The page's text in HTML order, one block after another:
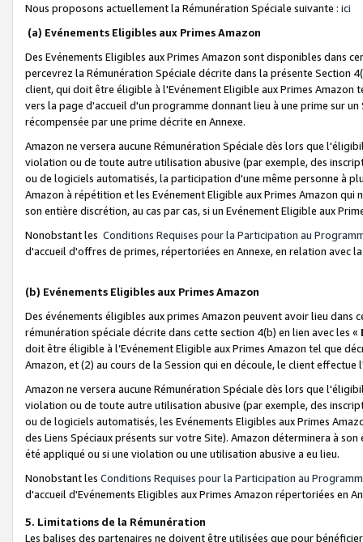
Nous proposons actuellement la Rémunération Spéciale suivante : ici
(a) Evénements Eligibles aux Primes Amazon
Des Evénements Eligibles aux Primes Amazon sont disponibles dans
percevrez la Rémunération Spéciale décrite dans la présente Section
client, qui doit être éligible à l'Evénement Eligible aux Primes Amazon
vers la page d'accueil d'un programme donnant lieu à une prime sur
récompensée par une prime décrite en Annexe.
Amazon ne versera aucune Rémunération Spéciale dès lors que
violation ou de toute autre utilisation abusive (par exemple, des
ou de logiciels automatisés, la participation d'une même personne à
Amazon à répétition et les Evénement Eligible aux Primes Amazon qui
son entière discrétion, au cas par cas, si un Evénement Eligible aux
Nonobstant les Conditions Requises pour la Participation au
d'accueil d'offres de primes, répertoriées en Annexe, en relation avec
(b) Evénements Eligibles aux Primes Amazon
Des événements éligibles aux primes Amazon peuvent avoir lieu dans
rémunération spéciale décrite dans cette section 4(b) en lien avec les «
doit être éligible à l’Evénement Eligible aux Primes Amazon tel que
Amazon, et (2) au cours de la Session qui en découle, le client
Amazon ne versera aucune Rémunération Spéciale dès lors que
violation ou de toute autre utilisation abusive (par exemple, des
ou de logiciels automatisés, les Evénements Eligibles aux Primes
des Liens Spéciaux présents sur votre Site). Amazon déterminera à
été appliqué ou si une violation ou une utilisation abusive a eu lieu.
Nonobstant les Conditions Requises pour la Participation au
d'accueil d'Evénements Eligibles aux Primes Amazon répertoriées en
5. Limitations de la Rémunération
Les balises des partenaires ne doivent être utilisées que pour